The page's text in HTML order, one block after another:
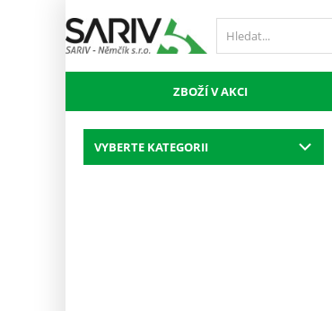
ZBOŽÍ V AKCI
VYBERTE KATEGORII